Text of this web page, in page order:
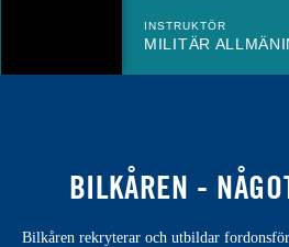
INSTRUKTÖR
MILITÄR
BILKÅREN -
Bilkåren rekryterar och utbildar